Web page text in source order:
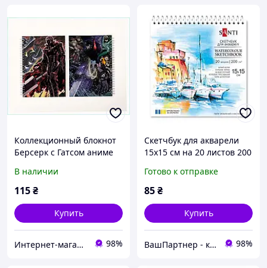
Коллекционный блокнот
Берсерк с Гатсом аниме
В наличии
115₴
Купить
Интернет-магазин "SmartShop" 98%
Скетчбук для акварели
15х15 см на 20 листов 200
SANTI
Готово к отправке
85₴
Купить
ВашПартнер - канцтовары, игрушки и детская книга, бытовая химия 98%